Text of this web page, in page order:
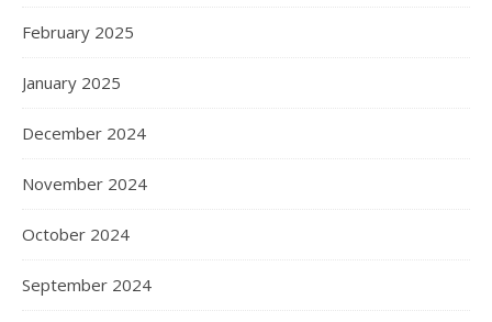
February 2025
January 2025
December 2024
November 2024
October 2024
September 2024